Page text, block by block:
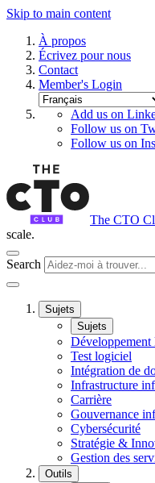
Skip to main content
À propos
Écrivez pour nous
Contact
Member's Login
Add us on
Follow us on
Follow us on
The CTO
scale.
Search
Sujets
Sujets
Développement
Test logiciel
Intégration de
Infrastructure
Carrière
Gouvernance
Cybersécurité
Stratégie &
Gestion des
Outils